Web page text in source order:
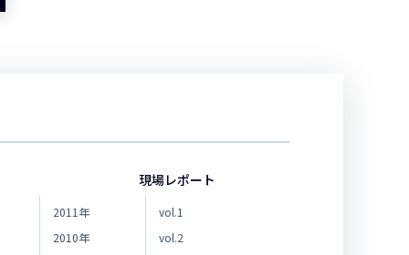
2011年
2010年
現場レポート
vol.1
vol.2